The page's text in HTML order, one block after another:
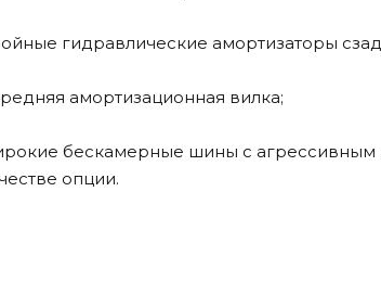
гидравлические амортизаторы
амортизационная вилка;
бескамерные шины с агрессивным
опции.